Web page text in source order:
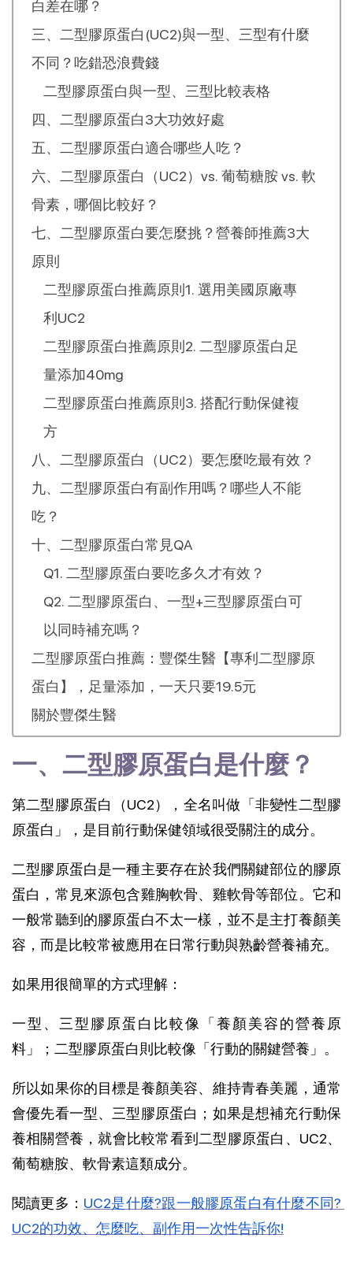
白差在哪？
三、二型膠原蛋白(UC2)與一型、三型有什麼
不同？吃錯恐浪費錢
二型膠原蛋白與一型、三型比較表格
四、二型膠原蛋白3大功效好處
五、二型膠原蛋白適合哪些人吃？
六、二型膠原蛋白（UC2）vs. 葡萄糖胺 vs. 軟
骨素，哪個比較好？
七、二型膠原蛋白要怎麼挑？營養師推薦3大
原則
二型膠原蛋白推薦原則1. 選用美國原廠專
利UC2
二型膠原蛋白推薦原則2. 二型膠原蛋白足
量添加40mg
二型膠原蛋白推薦原則3. 搭配行動保健複
方
八、二型膠原蛋白（UC2）要怎麼吃最有效？
九、二型膠原蛋白有副作用嗎？哪些人不能
吃？
十、二型膠原蛋白常見QA
Q1. 二型膠原蛋白要吃多久才有效？
Q2. 二型膠原蛋白、一型+三型膠原蛋白可
以同時補充嗎？
二型膠原蛋白推薦：豐傑生醫【專利二型膠原
蛋白】，足量添加，一天只要19.5元
關於豐傑生醫
一、二型膠原蛋白是什麼？
第二型膠原蛋白（UC2），全名叫做「非變性二型膠
原蛋白」，是目前行動保健領域很受關注的成分。
二型膠原蛋白是一種主要存在於我們關鍵部位的膠原
蛋白，常見來源包含雞胸軟骨、雞軟骨等部位。它和
一般常聽到的膠原蛋白不太一樣，並不是主打養顏美
容，而是比較常被應用在日常行動與熟齡營養補充。
如果用很簡單的方式理解：
一型、三型膠原蛋白比較像「養顏美容的營養原
料」；二型膠原蛋白則比較像「行動的關鍵營養」。
所以如果你的目標是養顏美容、維持青春美麗，通常
會優先看一型、三型膠原蛋白；如果是想補充行動保
養相關營養，就會比較常看到二型膠原蛋白、UC2、
葡萄糖胺、軟骨素這類成分。
閱讀更多： UC2是什麼?跟一般膠原蛋白有什麼不同?
UC2的功效、怎麼吃、副作用一次性告訴你!